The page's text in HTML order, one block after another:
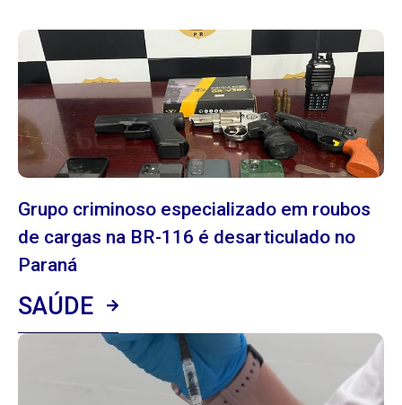
Grupo criminoso especializado em roubos
de cargas na BR-116 é desarticulado no
Paraná
SAÚDE